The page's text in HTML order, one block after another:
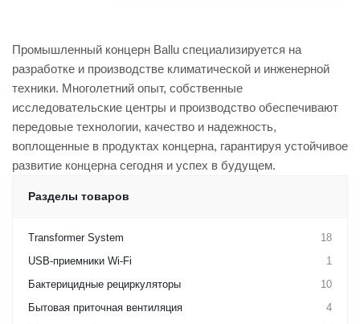
Промышленный концерн Ballu специализируется на
разработке и производстве климатической и инженерной
техники. Многолетний опыт, собственные
исследовательские центры и производство обеспечивают
передовые технологии, качество и надежность,
воплощенные в продуктах концерна, гарантируя устойчивое
развитие концерна сегодня и успех в будущем.
Разделы товаров
Transformer System
18
USB-приемники Wi-Fi
1
Бактерицидные рециркуляторы
10
Бытовая приточная вентиляция
4